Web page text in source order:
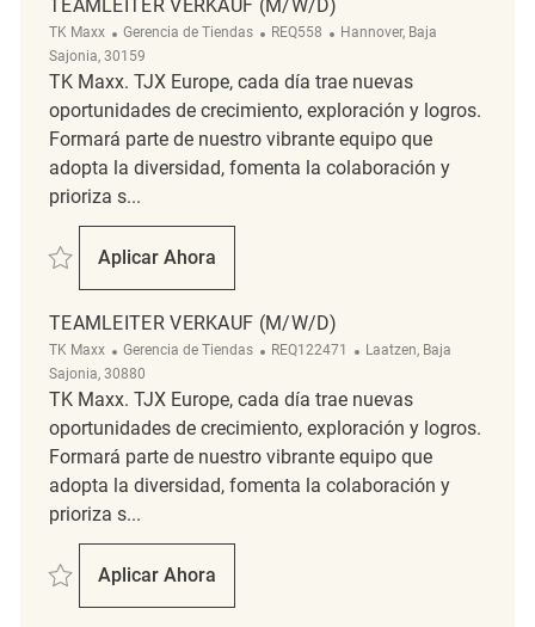
TEAMLEITER VERKAUF (M/W/D)
TK Maxx Categoría
Gerencia de Tiendas ReqId
REQ558 Ubicación
Hannover, Baja
Sajonia, 30159
TK Maxx. TJX Europe, cada día trae nuevas
oportunidades de crecimiento, exploración y logros.
Formará parte de nuestro vibrante equipo que
adopta la diversidad, fomenta la colaboración y
prioriza s...
Salvar Teamleiter Verkauf (m/w/d) REQ558
Aplicar Ahora
Teamleiter Verkauf (m/w/d)
TEAMLEITER VERKAUF (M/W/D)
TK Maxx Categoría
Gerencia de Tiendas ReqId
REQ122471 Ubicación
Laatzen, Baja
Sajonia, 30880
TK Maxx. TJX Europe, cada día trae nuevas
oportunidades de crecimiento, exploración y logros.
Formará parte de nuestro vibrante equipo que
adopta la diversidad, fomenta la colaboración y
prioriza s...
Salvar Teamleiter Verkauf (m/w/d) REQ122471
Aplicar Ahora
Teamleiter Verkauf (m/w/d)